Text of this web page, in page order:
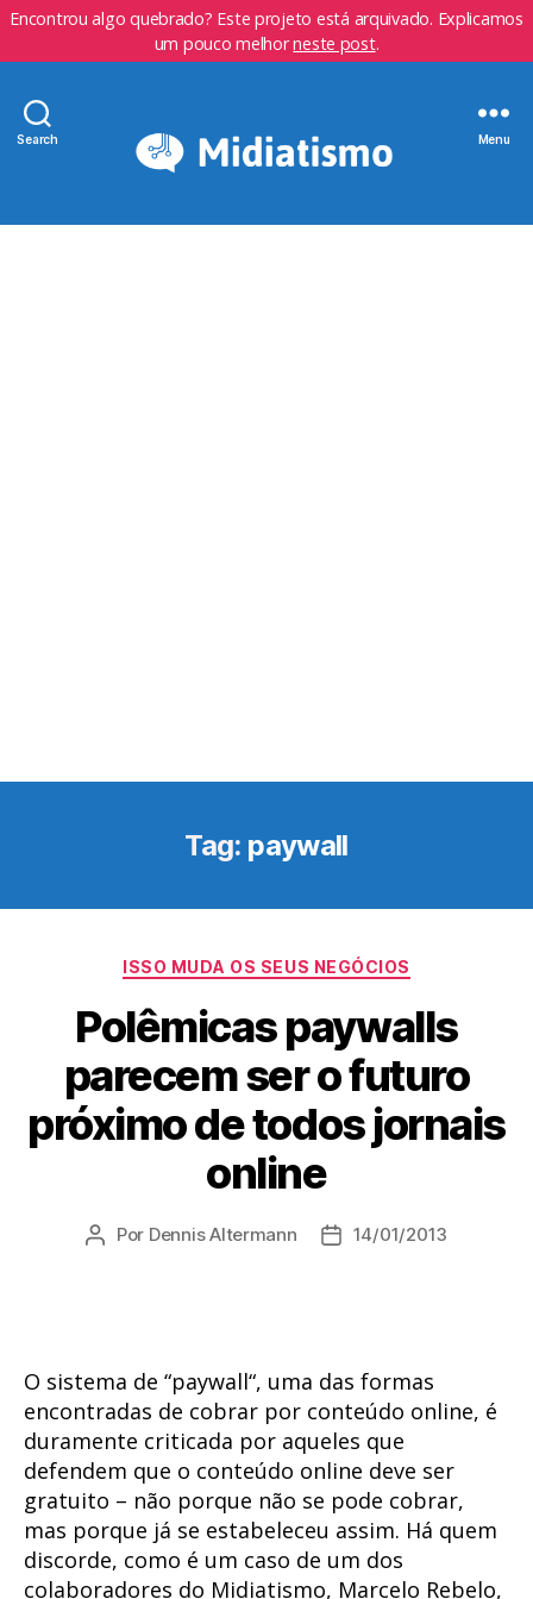
Encontrou algo quebrado? Este projeto está arquivado. Explicamos
um pouco melhorneste post.
Search Menu
Tag: paywall
Categorias
ISSO MUDA OS SEUS NEGÓCIOS
Polêmicas paywalls
parecem ser o futuro
próximo de todos jornais
online
Autor
Por Dennis Altermann
Data14/01/2013
O sistema de “paywall“, uma das formas
encontradas de cobrar por conteúdo online, é
duramente criticada por aqueles que
defendem que o conteúdo online deve ser
gratuito – não porque não se pode cobrar,
mas porque já se estabeleceu assim. Há quem
discorde, como é um caso de um dos
colaboradores do Midiatismo, Marcelo Rebelo,